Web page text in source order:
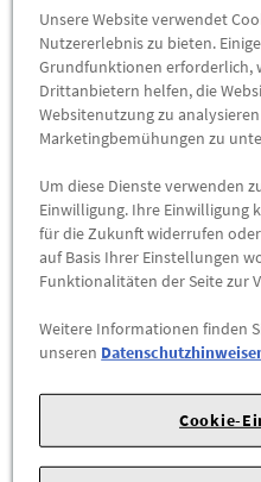
Abholung
Preis inkl.19%MwSt.
Abholbar an diesen
-
ZUM
Herstellerangaben:
dialog.mb@mercedes-
https://www.mercedes-
Sie sind sich nicht sicher, ob
passt? Kein Problem.
Fahrgestellnummer Ihres
Unsere Website verwendet
Nutzererlebnis zu bieten.
Grundfunktionen erforderlich,
Drittanbietern helfen, die
Websitenutzung zu
Marketingbemühungen zu
Um diese Dienste verwenden
Einwilligung. Ihre Einwilligung
für die Zukunft widerrufen
auf Basis Ihrer Einstellungen
Funktionalitäten der Seite zur
Weitere Informationen finden
unseren
Cookie-